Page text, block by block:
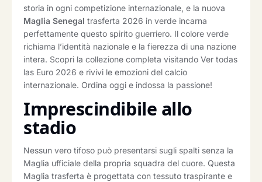
storia in ogni competizione internazionale, e la nuova
Maglia Senegal trasferta 2026 in verde incarna
perfettamente questo spirito guerriero. Il colore verde
richiama l’identità nazionale e la fierezza di una nazione
intera. Scopri la collezione completa visitando Ver todas
las Euro 2026 e rivivi le emozioni del calcio
internazionale. Ordina oggi e indossa la passione!
Imprescindibile allo
stadio
Nessun vero tifoso può presentarsi sugli spalti senza la
Maglia ufficiale della propria squadra del cuore. Questa
Maglia trasferta è progettata con tessuto traspirante e